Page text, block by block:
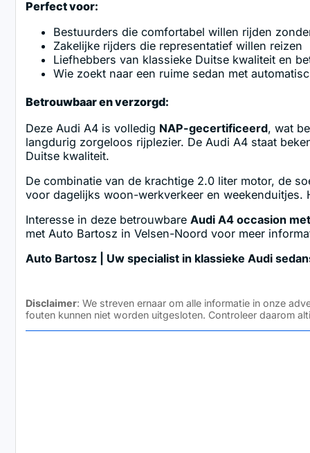
Perfect voor:
Bestuurders die comfortabel willen rijden
Zakelijke rijders die representatief willen reizen
Liefhebbers van klassieke Duitse kwaliteit en
Wie zoekt naar een ruime sedan met
Betrouwbaar en verzorgd:
Deze Audi A4 is volledig NAP-gecertificeerd, wat
langdurig zorgeloos rijplezier. De Audi A4 staat
Duitse kwaliteit.
De combinatie van de krachtige 2.0 liter motor, de
voor dagelijks woon-werkverkeer en
Interesse in deze betrouwbare Audi A4 occasion
met Auto Bartosz in Velsen-Noord voor meer
Auto Bartosz | Uw specialist in klassieke Audi
Disclaimer: We streven ernaar om alle informatie in onze
fouten kunnen niet worden uitgesloten. Controleer daarom